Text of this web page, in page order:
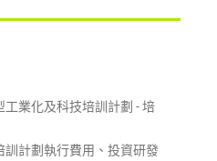
業化及科技培訓計劃 - 培
計劃執行費用、投資研發